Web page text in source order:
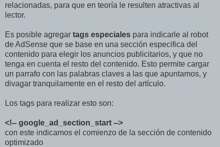
relacionadas, para que en teoría le resulten atractivas al
lector.
Es posible agregar tags especiales para indicarle al robot
de AdSense que se base en una sección especifica del
contenido para elegir los anuncios publicitarios, y que no
tenga en cuenta el resto del contenido. Esto permite cargar
un parrafo con las palabras claves a las que apuntamos, y
divagar tranquilamente en el resto del artículo.
Los tags para realizar esto son:
<!-- google_ad_section_start -->
con este indicamos el comienzo de la sección de contenido
optimizado